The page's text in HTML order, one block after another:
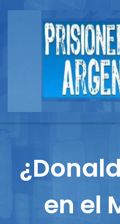
Buscador
Documentos
Reportajes
en el